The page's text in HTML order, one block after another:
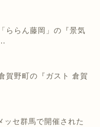
ららん藤岡」の『景気
賀野町の『ガスト 倉賀
ッセ群馬で開催された